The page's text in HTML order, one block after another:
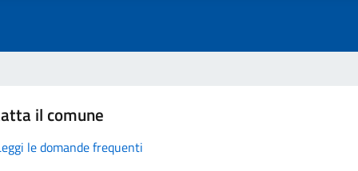
il comune
le domande frequenti